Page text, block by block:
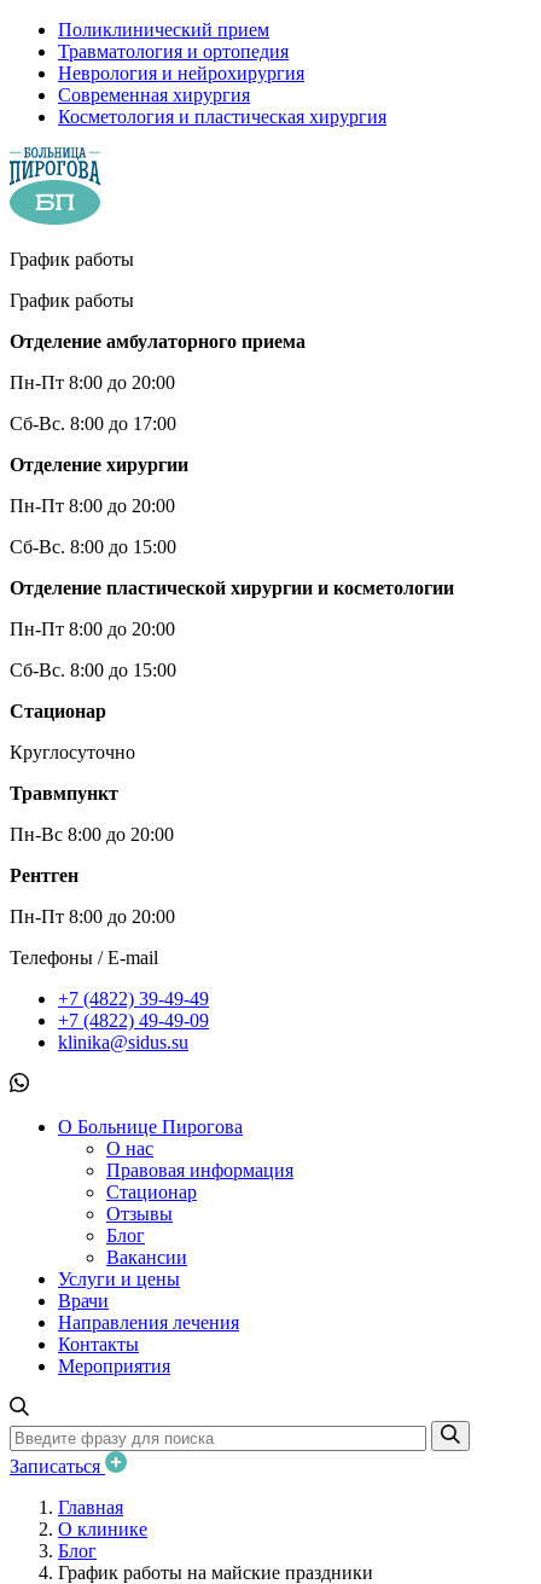
Поликлинический прием
Травматология и ортопедия
Неврология и нейрохирургия
Современная хирургия
Косметология и пластическая хирургия
График работы
График работы
Отделение амбулаторного приема
Пн-Пт 8:00 до 20:00
Сб-Вс. 8:00 до 17:00
Отделение хирургии
Пн-Пт 8:00 до 20:00
Сб-Вс. 8:00 до 15:00
Отделение пластической хирургии и косметологии
Пн-Пт 8:00 до 20:00
Сб-Вс. 8:00 до 15:00
Стационар
Круглосуточно
Травмпункт
Пн-Вс 8:00 до 20:00
Рентген
Пн-Пт 8:00 до 20:00
Телефоны / E-mail
+7 (4822) 39-49-49
+7 (4822) 49-49-09
klinika@sidus.su
О Больнице Пирогова
О нас
Правовая информация
Стационар
Отзывы
Блог
Вакансии
Услуги и цены
Врачи
Направления лечения
Контакты
Мероприятия
Записаться
Главная
О клинике
Блог
График работы на майские праздники